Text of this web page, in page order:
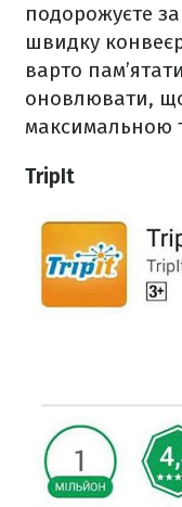
подорожуєте
швидку
варто
оновлювати,
максимальною
TripIt